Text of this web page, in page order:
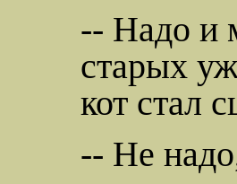
-- Надо и
старых
кот стал
-- Не